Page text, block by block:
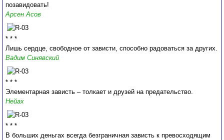
позавидовать!
Арсен Асов
* * *
Лишь сердце, свободное от зависти, способно радоваться за других.
Вадим Синявский
* * *
Элементарная зависть – толкает и друзей на предательство.
Нейах
* * *
В больших деньгах всегда безграничная зависть к превосходящим